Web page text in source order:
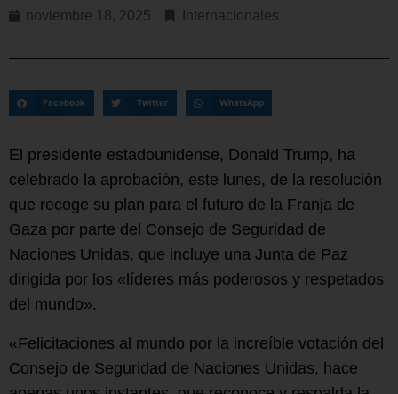
noviembre 18, 2025 Internacionales
Facebook Twitter WhatsApp
El presidente estadounidense, Donald Trump, ha
celebrado la aprobación, este lunes, de la resolución
que recoge su plan para el futuro de la Franja de
Gaza por parte del Consejo de Seguridad de
Naciones Unidas, que incluye una Junta de Paz
dirigida por los «líderes más poderosos y respetados
del mundo».
«Felicitaciones al mundo por la increíble votación del
Consejo de Seguridad de Naciones Unidas, hace